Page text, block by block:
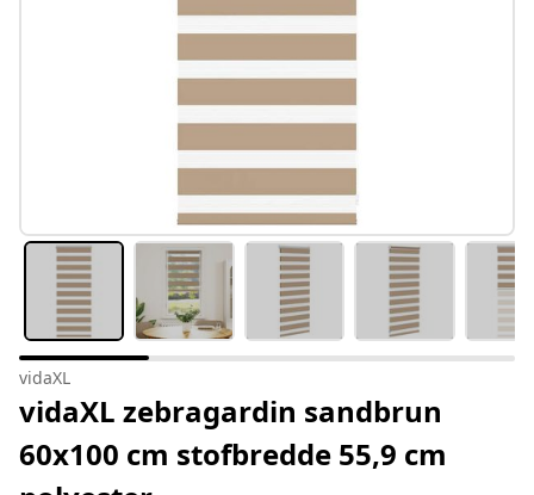
vidaXL
vidaXL zebragardin sandbrun
60x100 cm stofbredde 55,9 cm